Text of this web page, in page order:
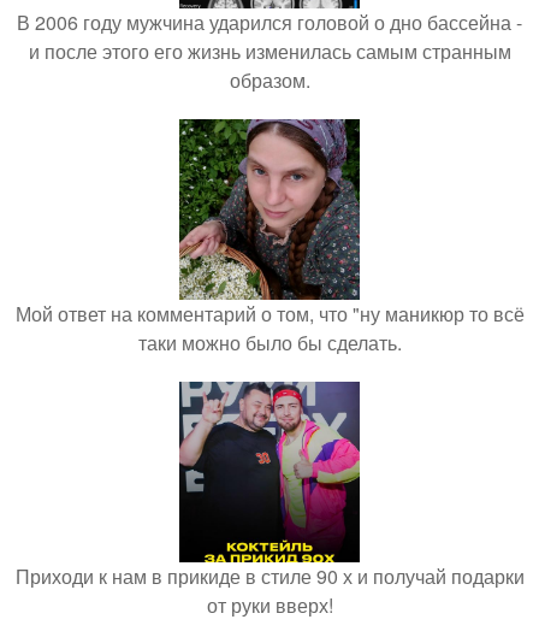
В 2006 году мужчина ударился головой о дно бассейна -
и после этого его жизнь изменилась самым странным
образом.
Мой ответ на комментарий о том, что "ну маникюр то всё
таки можно было бы сделать.
Приходи к нам в прикиде в стиле 90 х и получай подарки
от руки вверх!